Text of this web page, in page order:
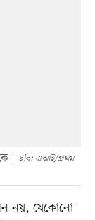
ছবি: এআই/প্রথম
নয়, যেকোনো